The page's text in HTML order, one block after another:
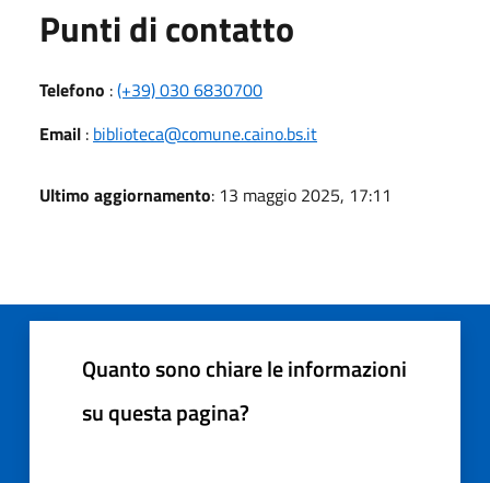
Punti di contatto
Telefono :(+39) 030 6830700
Email : biblioteca@comune.caino.bs.it
Ultimo aggiornamento: 13 maggio 2025, 17:11
Quanto sono chiare le informazioni
su questa pagina?